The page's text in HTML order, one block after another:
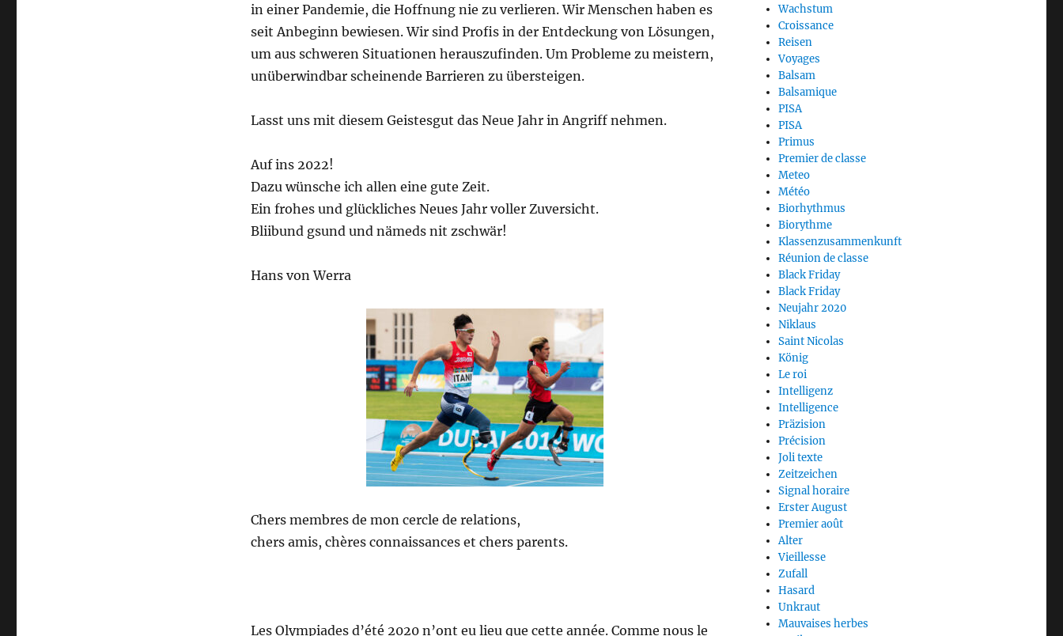
in einer Pandemie, die Hoffnung nie zu verlieren. Wir Menschen haben es
seit Anbeginn bewiesen. Wir sind Profis in der Entdeckung von Lösungen,
um aus schweren Situationen herauszufinden. Um Probleme zu meistern,
unüberwindbar scheinende Barrieren zu übersteigen.
Lasst uns mit diesem Geistesgut das Neue Jahr in Angriff nehmen.
Auf ins 2022!
Dazu wünsche ich allen eine gute Zeit.
Ein frohes und glückliches Neues Jahr voller Zuversicht.
Bliibund gsund und nämeds nit zschwär!
Hans von Werra
Chers membres de mon cercle de relations,
chers amis, chères connaissances et chers parents.
Les Olympiades d’été 2020 n’ont eu lieu que cette année. Comme nous le
Wachstum
Croissance
Reisen
Voyages
Balsam
Balsamique
PISA
PISA
Primus
Premier de classe
Meteo
Météo
Biorhythmus
Biorythme
Klassenzusammenkunft
Réunion de classe
Black Friday
Black Friday
Neujahr 2020
Niklaus
Saint Nicolas
König
Le roi
Intelligenz
Intelligence
Präzision
Précision
Joli texte
Zeitzeichen
Signal horaire
Erster August
Premier août
Alter
Vieillesse
Zufall
Hasard
Unkraut
Mauvaises herbes